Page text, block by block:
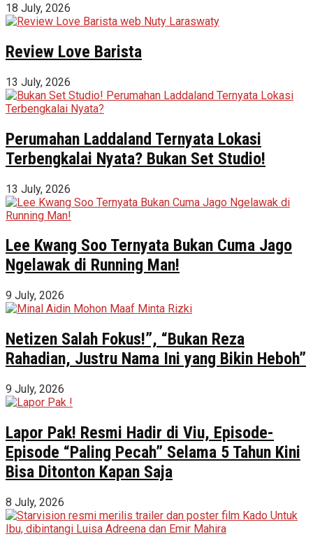
18 July, 2026
Review Love Barista
13 July, 2026
Perumahan Laddaland Ternyata Lokasi
Terbengkalai Nyata? Bukan Set Studio!
13 July, 2026
Lee Kwang Soo Ternyata Bukan Cuma Jago
Ngelawak di Running Man!
9 July, 2026
Netizen Salah Fokus!”, “Bukan Reza
Rahadian, Justru Nama Ini yang Bikin Heboh”
9 July, 2026
Lapor Pak! Resmi Hadir di Viu, Episode-
Episode “Paling Pecah” Selama 5 Tahun Kini
Bisa Ditonton Kapan Saja
8 July, 2026